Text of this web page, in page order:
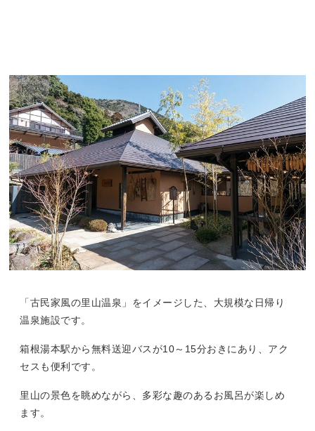
「古民家風の里山温泉」をイメージした、大規模な日帰り
温泉施設です。
箱根湯本駅から無料送迎バスが10～15分おきにあり、アク
セスも便利です。
里山の景色を眺めながら、多彩な趣のあるお風呂が楽しめ
ます。